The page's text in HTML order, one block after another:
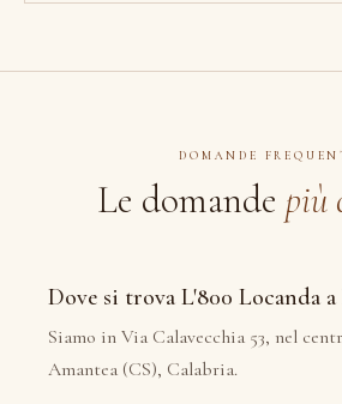
DOMANDE
Le domande più
Dove si trova L'800 Locanda a
Siamo in Via Calavecchia 53, nel
Amantea (CS), Calabria.